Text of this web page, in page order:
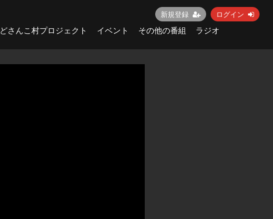
新規登録 ログイン
どさんこ村プロジェクト イベント その他の番組
ラジオ